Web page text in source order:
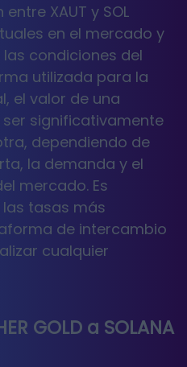
XAUT y SOL
en el mercado y
condiciones del
utilizada para la
el valor de una
significativamente
dependiendo de
la demanda y el
mercado. Es
tasas más
de intercambio
cualquier
GOLD a SOLANA